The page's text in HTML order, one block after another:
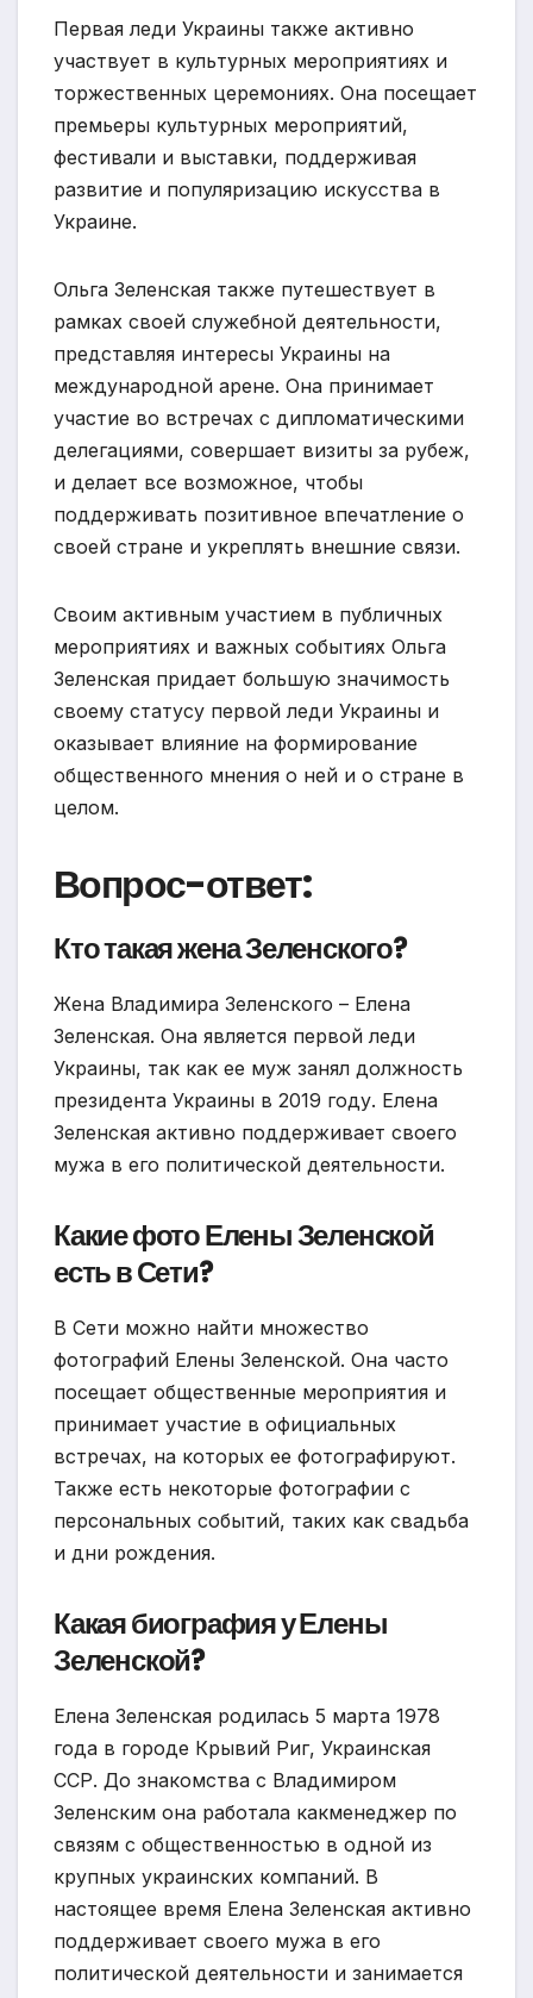
Первая леди Украины также активно
участвует в культурных мероприятиях и
торжественных церемониях. Она посещает
премьеры культурных мероприятий,
фестивали и выставки, поддерживая
развитие и популяризацию искусства в
Украине.
Ольга Зеленская также путешествует в
рамках своей служебной деятельности,
представляя интересы Украины на
международной арене. Она принимает
участие во встречах с дипломатическими
делегациями, совершает визиты за рубеж,
и делает все возможное, чтобы
поддерживать позитивное впечатление о
своей стране и укреплять внешние связи.
Своим активным участием в публичных
мероприятиях и важных событиях Ольга
Зеленская придает большую значимость
своему статусу первой леди Украины и
оказывает влияние на формирование
общественного мнения о ней и о стране в
целом.
Вопрос-ответ:
Кто такая жена Зеленского?
Жена Владимира Зеленского – Елена
Зеленская. Она является первой леди
Украины, так как ее муж занял должность
президента Украины в 2019 году. Елена
Зеленская активно поддерживает своего
мужа в его политической деятельности.
Какие фото Елены Зеленской
есть в Сети?
В Сети можно найти множество
фотографий Елены Зеленской. Она часто
посещает общественные мероприятия и
принимает участие в официальных
встречах, на которых ее фотографируют.
Также есть некоторые фотографии с
персональных событий, таких как свадьба
и дни рождения.
Какая биография у Елены
Зеленской?
Елена Зеленская родилась 5 марта 1978
года в городе Крывий Риг, Украинская
ССР. До знакомства с Владимиром
Зеленским она работала какменеджер по
связям с общественностью в одной из
крупных украинских компаний. В
настоящее время Елена Зеленская активно
поддерживает своего мужа в его
политической деятельности и занимается